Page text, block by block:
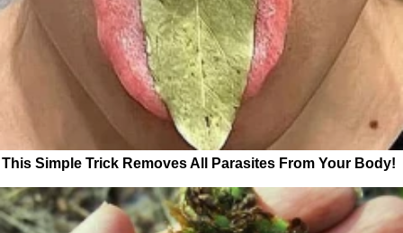
This Simple Trick Removes All Parasites From Your Body!